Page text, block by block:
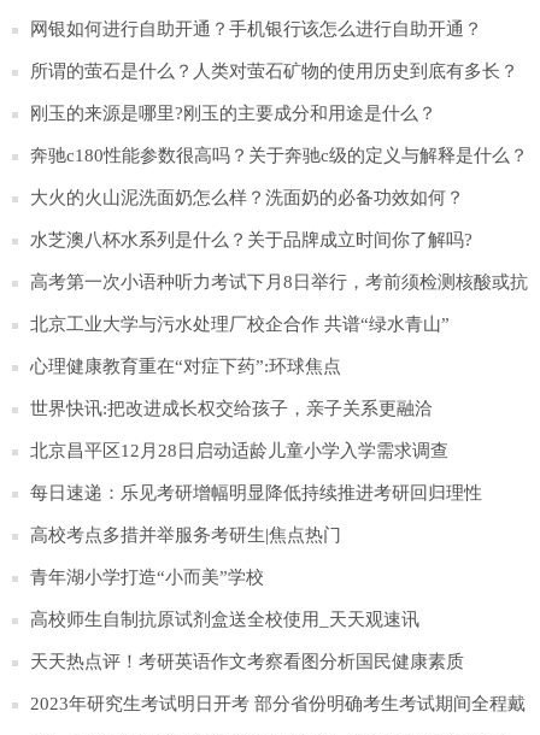
网银如何进行自助开通？手机银行该怎么进行自助开通？
所谓的萤石是什么？人类对萤石矿物的使用历史到底有多长？
刚玉的来源是哪里?刚玉的主要成分和用途是什么？
奔驰c180性能参数很高吗？关于奔驰c级的定义与解释是什么？
大火的火山泥洗面奶怎么样？洗面奶的必备功效如何？
水芝澳八杯水系列是什么？关于品牌成立时间你了解吗?
高考第一次小语种听力考试下月8日举行，考前须检测核酸或抗
原
北京工业大学与污水处理厂校企合作 共谱“绿水青山”
心理健康教育重在“对症下药”:环球焦点
世界快讯:把改进成长权交给孩子，亲子关系更融洽
北京昌平区12月28日启动适龄儿童小学入学需求调查
每日速递：乐见考研增幅明显降低持续推进考研回归理性
高校考点多措并举服务考研生|焦点热门
青年湖小学打造“小而美”学校
高校师生自制抗原试剂盒送全校使用_天天观速讯
天天热点评！考研英语作文考察看图分析国民健康素质
2023年研究生考试明日开考 部分省份明确考生考试期间全程戴